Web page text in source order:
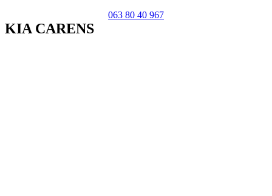
063 80 40 967
KIA CARENS